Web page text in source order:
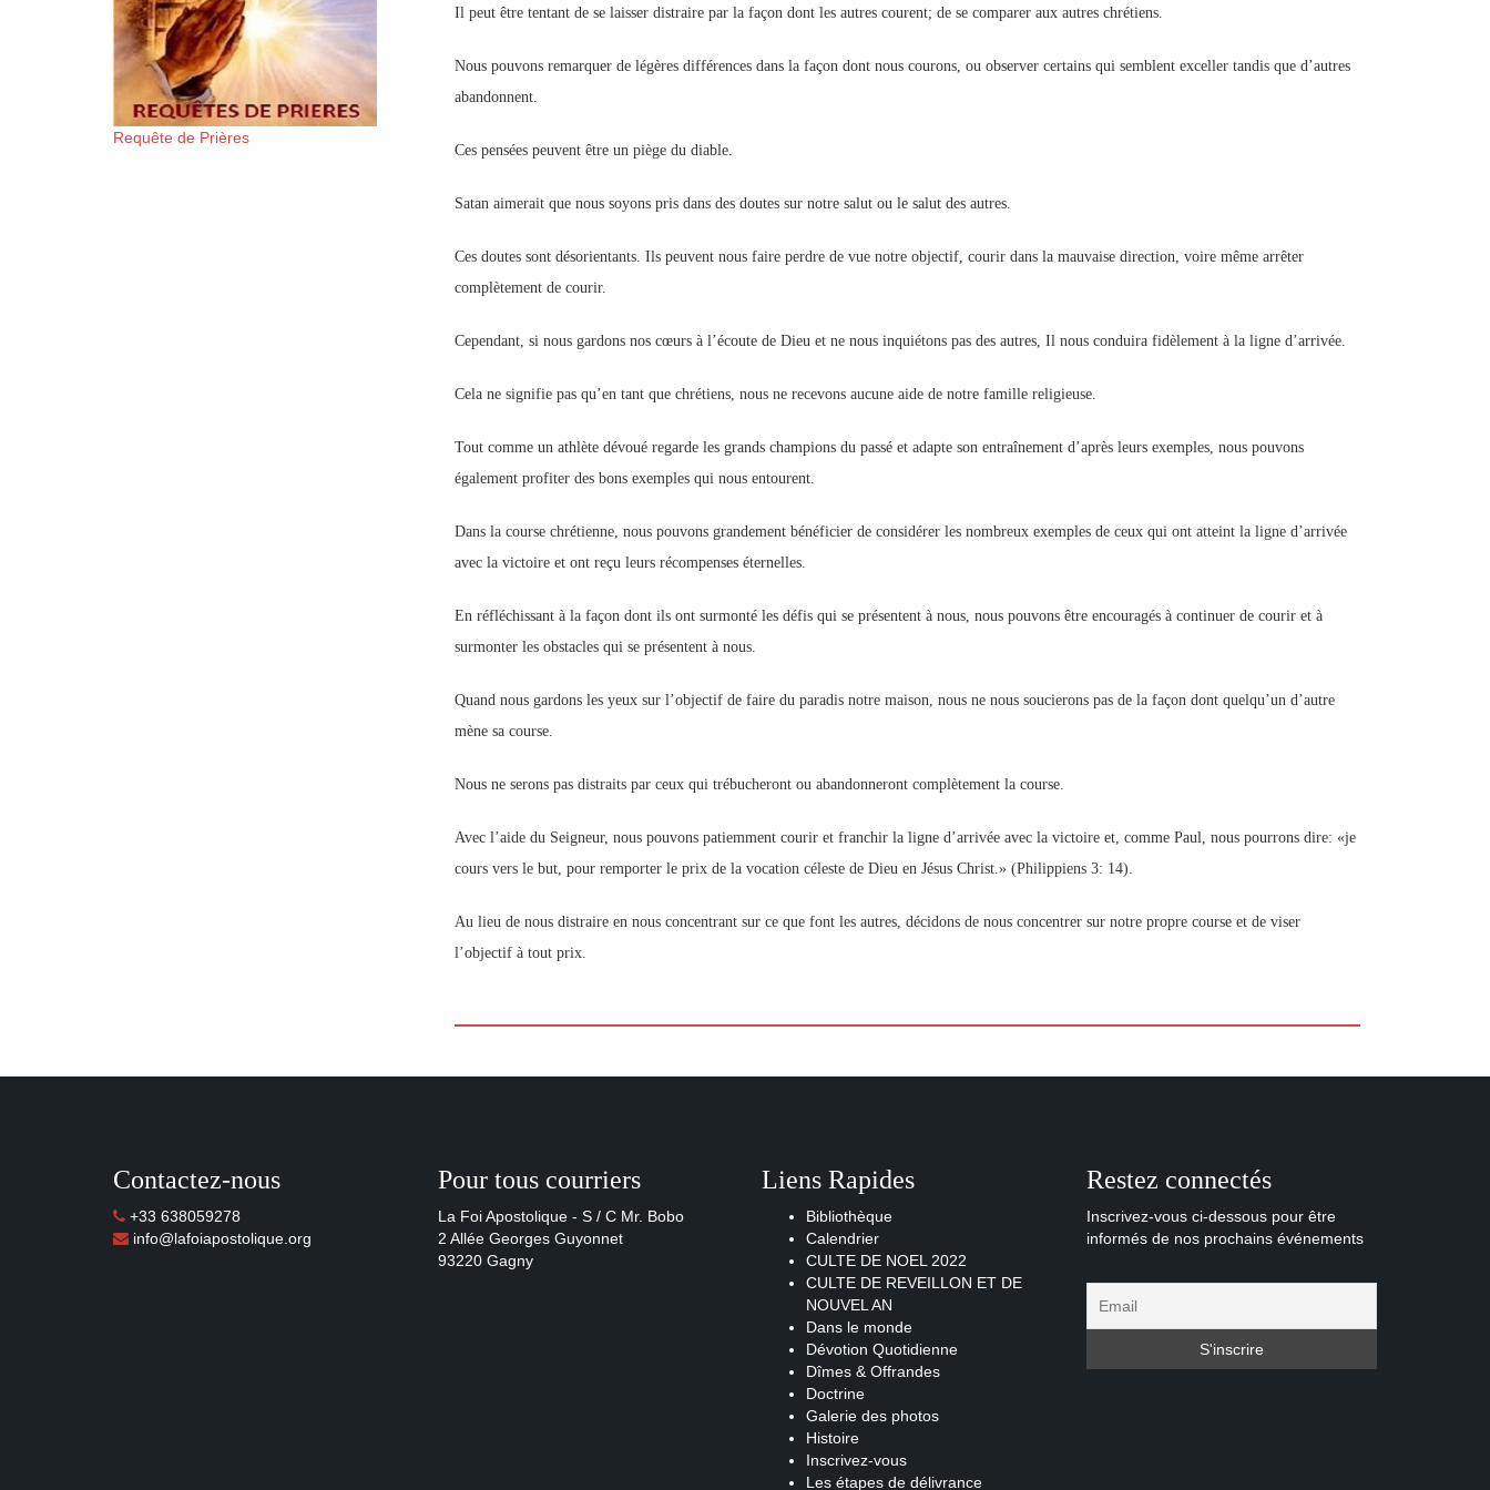
Requête de Prières
Il peut être tentant de se laisser distraire par la façon dont les autres courent; de se comparer aux autres chrétiens.
Nous pouvons remarquer de légères différences dans la façon dont nous courons, ou observer certains qui semblent exceller tandis que d’autres
abandonnent.
Ces pensées peuvent être un piège du diable.
Satan aimerait que nous soyons pris dans des doutes sur notre salut ou le salut des autres.
Ces doutes sont désorientants. Ils peuvent nous faire perdre de vue notre objectif, courir dans la mauvaise direction, voire même arrêter
complètement de courir.
Cependant, si nous gardons nos cœurs à l’écoute de Dieu et ne nous inquiétons pas des autres, Il nous conduira fidèlement à la ligne d’arrivée.
Cela ne signifie pas qu’en tant que chrétiens, nous ne recevons aucune aide de notre famille religieuse.
Tout comme un athlète dévoué regarde les grands champions du passé et adapte son entraînement d’après leurs exemples, nous pouvons
également profiter des bons exemples qui nous entourent.
Dans la course chrétienne, nous pouvons grandement bénéficier de considérer les nombreux exemples de ceux qui ont atteint la ligne d’arrivée
avec la victoire et ont reçu leurs récompenses éternelles.
En réfléchissant à la façon dont ils ont surmonté les défis qui se présentent à nous, nous pouvons être encouragés à continuer de courir et à
surmonter les obstacles qui se présentent à nous.
Quand nous gardons les yeux sur l’objectif de faire du paradis notre maison, nous ne nous soucierons pas de la façon dont quelqu’un d’autre
mène sa course.
Nous ne serons pas distraits par ceux qui trébucheront ou abandonneront complètement la course.
Avec l’aide du Seigneur, nous pouvons patiemment courir et franchir la ligne d’arrivée avec la victoire et, comme Paul, nous pourrons dire: «je
cours vers le but, pour remporter le prix de la vocation céleste de Dieu en Jésus Christ.» (Philippiens 3: 14).
Au lieu de nous distraire en nous concentrant sur ce que font les autres, décidons de nous concentrer sur notre propre course et de viser
l’objectif à tout prix.
Contactez-nous
+33 638059278
info@lafoiapostolique.org
Pour tous courriers
La Foi Apostolique - S / C Mr. Bobo
2 Allée Georges Guyonnet
93220 Gagny
Liens Rapides
Bibliothèque
Calendrier
CULTE DE NOEL 2022
CULTE DE REVEILLON ET DE
NOUVEL AN
Dans le monde
Dévotion Quotidienne
Dîmes & Offrandes
Doctrine
Galerie des photos
Histoire
Inscrivez-vous
Les étapes de délivrance
Restez connectés
Inscrivez-vous ci-dessous pour être
informés de nos prochains événements